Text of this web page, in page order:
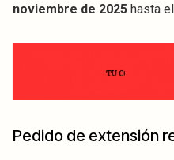
noviembre de 2025 hasta el
Pedido de extensión